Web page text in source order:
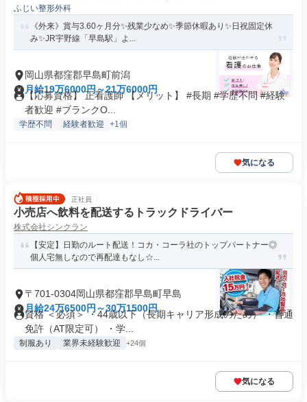
ふじい整形外科
《外来》賞与3.60ヶ月分✨残業少なめ✨季節休暇あり✨日祝固定休
み✨JR宇野線「早島駅」よ...
岡山県都窪郡早島町前潟
月給19万6000円～21万6000円
【応募資格】 正看護師 【メリット】 #長期 #学歴不問 #経験
者歓迎 #ブランクO...
学歴不問 経験者歓迎 +1個
気になる
正社員
小売店へ飲料を配送するトラックドライバー
株式会社シンクラン
【安定】日勤のルート配送！コカ・コーラ社のトップパートナー◎
個人宅無しなので再配達もなし☆...
〒701-0304岡山県都窪郡早島町早島
月給24万6500円～30万1500円
資格 ＜必須＞ ・44歳以下（長期キャリア形成のため） ・普通
免許（AT限定可） ・学...
制服あり 業界未経験歓迎 +24個
気になる